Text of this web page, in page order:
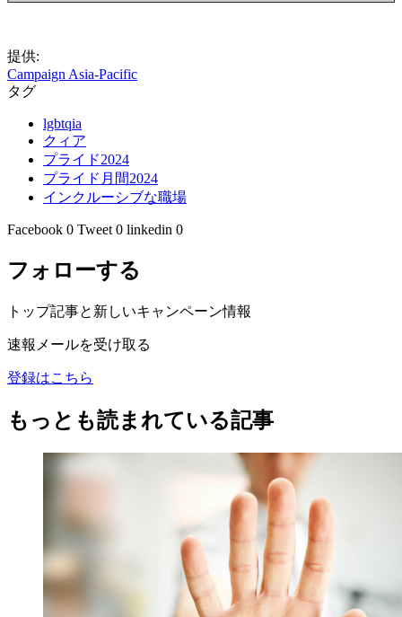
提供:
Campaign Asia-Pacific
タグ
lgbtqia
クィア
プライド2024
プライド月間2024
インクルーシブな職場
Facebook 0 Tweet 0 linkedin 0
フォローする
トップ記事と新しいキャンペーン情報
速報メールを受け取る
登録はこちら
もっとも読まれている記事